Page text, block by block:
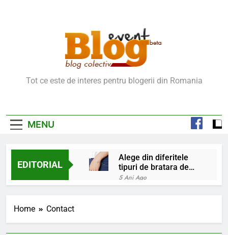
Blog Event – Cu Si
Tot ce este de interes pentru blogerii din Romania
MENU
EDITORIAL
Alege din diferitele
tipuri de bratara de
argint
5 Ani Ago
Home Contact